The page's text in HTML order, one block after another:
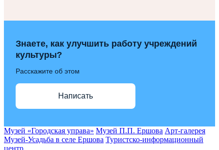
Знаете, как улучшить работу учреждений
культуры?
Расскажите об этом
Написать
Музей «Городская управа» Музей П.П. Ершова Арт-галерея
Музей-Усадьба в селе Ершова Туристско-информационный
центр